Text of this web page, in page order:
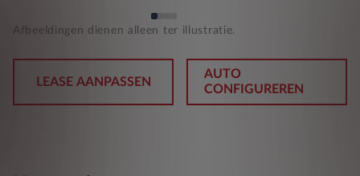
Afbeeldingen dienen alleen ter illustratie.
LEASE AANPASSEN
AUTO
CONFIGUREREN